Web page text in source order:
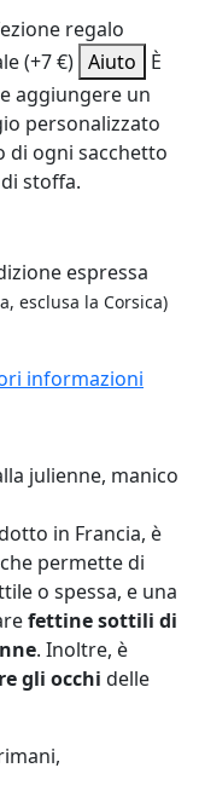
regalo
(+7 €) Aiuto
È
aggiungere un
personalizzato
di ogni sacchetto
di stoffa.
espressa
esclusa la Corsica)
informazioni
julienne, manico
in Francia, è
che permette di
o spessa, e una
fettine sottili di
. Inoltre, è
gli occhi delle